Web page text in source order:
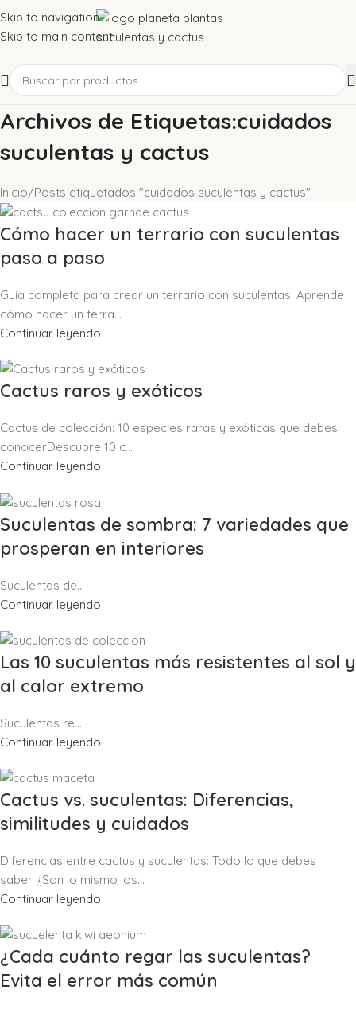
Skip to navigation
Skip to main content
Archivos de Etiquetas:cuidados
suculentas y cactus
Inicio Posts etiquetados "cuidados suculentas y cactus"
Cómo hacer un terrario con suculentas
paso a paso
Guía completa para crear un terrario con suculentas. Aprende
cómo hacer un terra...
Continuar leyendo
Cactus raros y exóticos
Cactus de colección: 10 especies raras y exóticas que debes
conocerDescubre 10 c...
Continuar leyendo
Suculentas de sombra: 7 variedades que
prosperan en interiores
Suculentas de...
Continuar leyendo
Las 10 suculentas más resistentes al sol y
al calor extremo
Suculentas re...
Continuar leyendo
Cactus vs. suculentas: Diferencias,
similitudes y cuidados
Diferencias entre cactus y suculentas: Todo lo que debes
saber ¿Son lo mismo los...
Continuar leyendo
¿Cada cuánto regar las suculentas?
Evita el error más común